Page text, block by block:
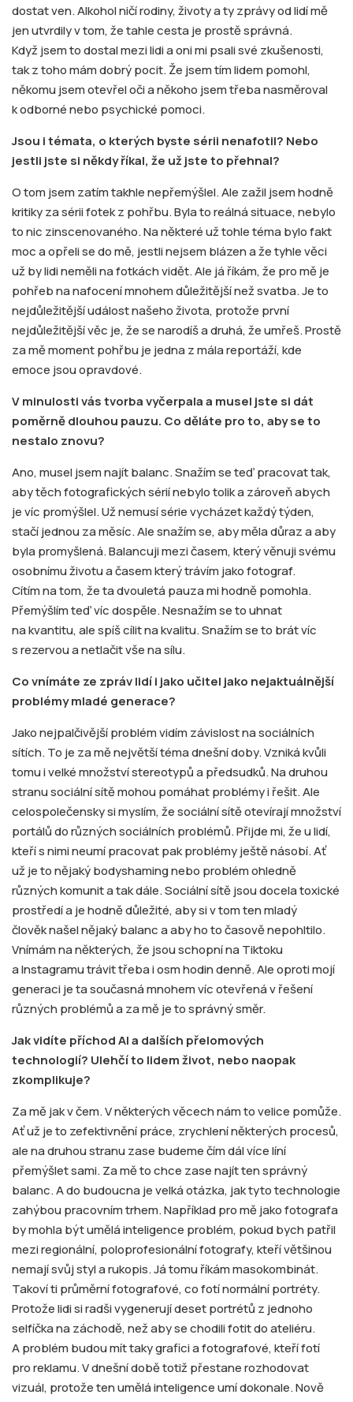
dostat ven. Alkohol ničí rodiny, životy a ty zprávy od lidí mě
jen utvrdily v tom, že tahle cesta je prostě správná.
Když jsem to dostal mezi lidi a oni mi psali své zkušenosti,
tak z toho mám dobrý pocit. Že jsem tím lidem pomohl,
někomu jsem otevřel oči a někoho jsem třeba nasměroval
k odborné nebo psychické pomoci.
Jsou i témata, o kterých byste sérii nenafotil? Nebo
jestli jste si někdy říkal, že už jste to přehnal?
O tom jsem zatím takhle nepřemýšlel. Ale zažil jsem hodně
kritiky za sérii fotek z pohřbu. Byla to reálná situace, nebylo
to nic zinscenovaného. Na některé už tohle téma bylo fakt
moc a opřeli se do mě, jestli nejsem blázen a že tyhle věci
už by lidi neměli na fotkách vidět. Ale já říkám, že pro mě je
pohřeb na nafocení mnohem důležitější než svatba. Je to
nejdůležitější událost našeho života, protože první
nejdůležitější věc je, že se narodíš a druhá, že umřeš. Prostě
za mě moment pohřbu je jedna z mála reportáží, kde
emoce jsou opravdové.
V minulosti vás tvorba vyčerpala a musel jste si dát
poměrně dlouhou pauzu. Co děláte pro to, aby se to
nestalo znovu?
Ano, musel jsem najít balanc. Snažím se teď pracovat tak,
aby těch fotografických sérií nebylo tolik a zároveň abych
je víc promýšlel. Už nemusí série vycházet každý týden,
stačí jednou za měsíc. Ale snažím se, aby měla důraz a aby
byla promyšlená. Balancuji mezi časem, který věnuji svému
osobnímu životu a časem který trávím jako fotograf.
Cítím na tom, že ta dvouletá pauza mi hodně pomohla.
Přemýšlím teď víc dospěle. Nesnažím se to uhnat
na kvantitu, ale spíš cílit na kvalitu. Snažím se to brát víc
s rezervou a netlačit vše na sílu.
Co vnímáte ze zpráv lidí i jako učitel jako nejaktuálnější
problémy mladé generace?
Jako nejpalčivější problém vidím závislost na sociálních
sítích. To je za mě největší téma dnešní doby. Vzniká kvůli
tomu i velké množství stereotypů a předsudků. Na druhou
stranu sociální sítě mohou pomáhat problémy i řešit. Ale
celospolečensky si myslím, že sociální sítě otevírají množství
portálů do různých sociálních problémů. Přijde mi, že u lidí,
kteří s nimi neumí pracovat pak problémy ještě násobí. Ať
už je to nějaký bodyshaming nebo problém ohledně
různých komunit a tak dále. Sociální sítě jsou docela toxické
prostředí a je hodně důležité, aby si v tom ten mladý
člověk našel nějaký balanc a aby ho to časově nepohltilo.
Vnímám na některých, že jsou schopní na Tiktoku
a Instagramu trávit třeba i osm hodin denně. Ale oproti mojí
generaci je ta současná mnohem víc otevřená v řešení
různých problémů a za mě je to správný směr.
Jak vidíte příchod AI a dalších přelomových
technologií? Ulehčí to lidem život, nebo naopak
zkomplikuje?
Za mě jak v čem. V některých věcech nám to velice pomůže.
Ať už je to zefektivnění práce, zrychlení některých procesů,
ale na druhou stranu zase budeme čím dál více líní
přemýšlet sami. Za mě to chce zase najít ten správný
balanc. A do budoucna je velká otázka, jak tyto technologie
zahýbou pracovním trhem. Například pro mě jako fotografa
by mohla být umělá inteligence problém, pokud bych patřil
mezi regionální, poloprofesionální fotografy, kteří většinou
nemají svůj styl a rukopis. Já tomu říkám masokombinát.
Takoví ti průměrní fotografové, co fotí normální portréty.
Protože lidi si radši vygenerují deset portrétů z jednoho
selfíčka na záchodě, než aby se chodili fotit do ateliéru.
A problém budou mít taky grafici a fotografové, kteří fotí
pro reklamu. V dnešní době totiž přestane rozhodovat
vizuál, protože ten umělá inteligence umí dokonale. Nově